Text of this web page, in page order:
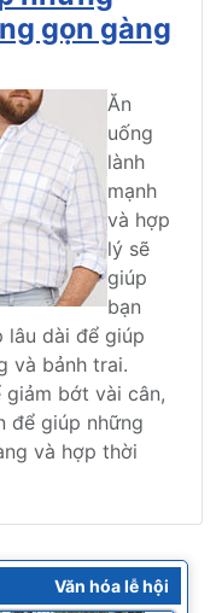
gọn gàng
Ăn
uống
lành
mạnh
và hợp
lý sẽ
giúp
bạn
lâu dài để giúp
và bảnh trai.
bớt vài cân,
để giúp những
và hợp thời
Văn hóa lễ hội